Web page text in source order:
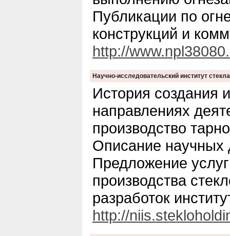
Публикации по
конструкций и
http://
Научно-исследовательский институт стекла
История создания
направлениях
производство
Описание научных
Предложение
производства
разработок
http://